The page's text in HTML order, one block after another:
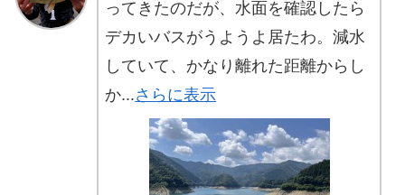
ってきたのだが、水面を確認したら
デカいバスがうようよ居たわ。減水
していて、かなり離れた距離からし
か...さらに表示